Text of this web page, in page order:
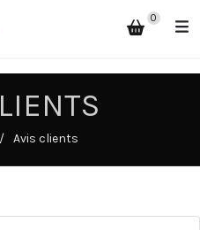
0
Avis clients